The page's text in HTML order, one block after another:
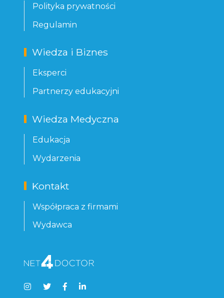
Polityka prywatności
Regulamin
Wiedza i Biznes
Eksperci
Partnerzy edukacyjni
Wiedza Medyczna
Edukacja
Wydarzenia
Kontakt
Współpraca z firmami
Wydawca